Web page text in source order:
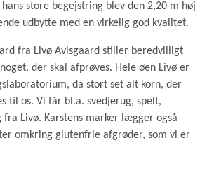
store begejstring blev den 2,20 m høj
udbytte med en virkelig god kvalitet.
fra Livø Avlsgaard stiller beredvilligt
der skal afprøves. Hele øen Livø er
da stort set alt korn, der
til os. Vi får bl.a. svedjerug, spelt,
fra Livø. Karstens marker lægger også
omkring glutenfrie afgrøder, som vi er